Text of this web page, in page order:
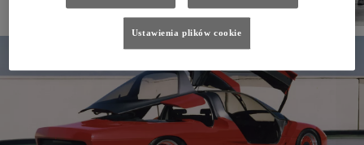
Ustawienia plików cookie